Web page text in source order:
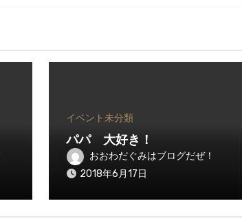
イベント未分類
パパ 大好き！
おおわだぐみはブログだぜ！
2018年6月17日